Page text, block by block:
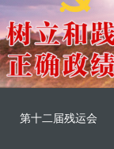
第十二届残运会